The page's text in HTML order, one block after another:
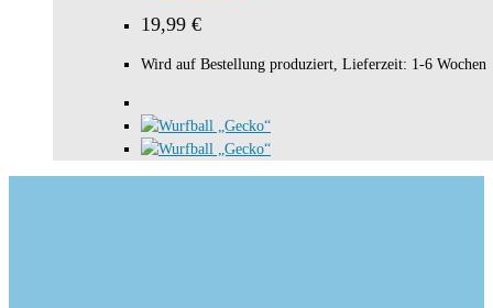
19,99 €
Wird auf Bestellung produziert, Lieferzeit: 1-6 Wochen